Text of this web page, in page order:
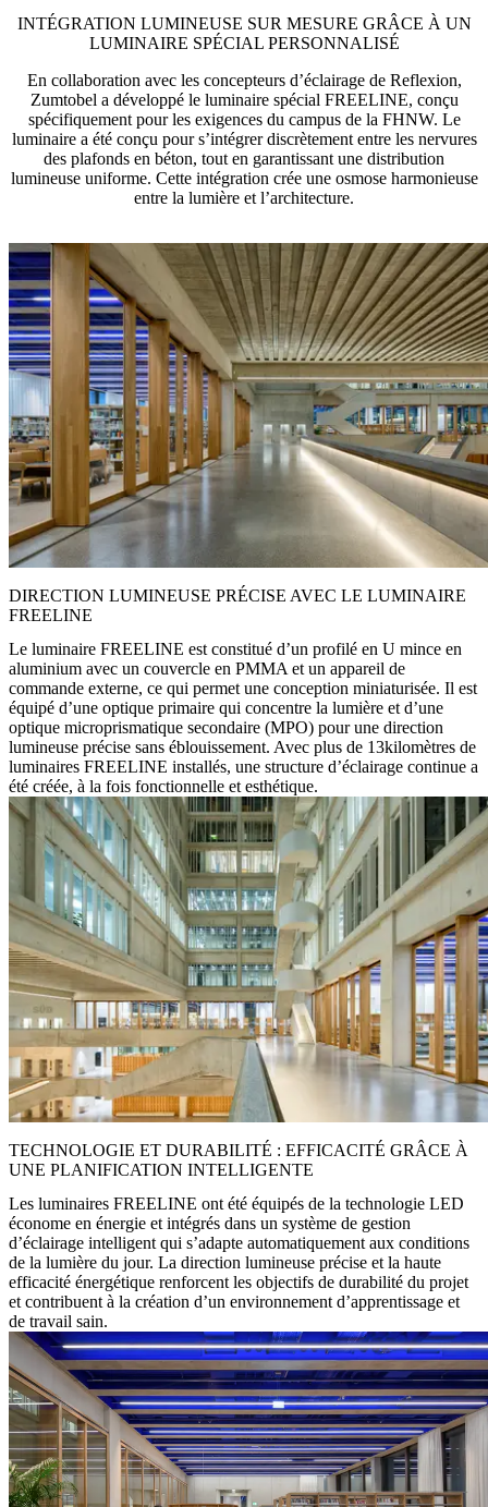
INTÉGRATION LUMINEUSE SUR MESURE GRÂCE À UN
LUMINAIRE SPÉCIAL PERSONNALISÉ
En collaboration avec les concepteurs d’éclairage de Reflexion,
Zumtobel a développé le luminaire spécial FREELINE, conçu
spécifiquement pour les exigences du campus de la FHNW. Le
luminaire a été conçu pour s’intégrer discrètement entre les nervures
des plafonds en béton, tout en garantissant une distribution
lumineuse uniforme. Cette intégration crée une osmose harmonieuse
entre la lumière et l’architecture.
DIRECTION LUMINEUSE PRÉCISE AVEC LE LUMINAIRE
FREELINE
Le luminaire FREELINE est constitué d’un profilé en U mince en
aluminium avec un couvercle en PMMA et un appareil de
commande externe, ce qui permet une conception miniaturisée. Il est
équipé d’une optique primaire qui concentre la lumière et d’une
optique microprismatique secondaire (MPO) pour une direction
lumineuse précise sans éblouissement. Avec plus de 13kilomètres de
luminaires FREELINE installés, une structure d’éclairage continue a
été créée, à la fois fonctionnelle et esthétique.
TECHNOLOGIE ET DURABILITÉ : EFFICACITÉ GRÂCE À
UNE PLANIFICATION INTELLIGENTE
Les luminaires FREELINE ont été équipés de la technologie LED
économe en énergie et intégrés dans un système de gestion
d’éclairage intelligent qui s’adapte automatiquement aux conditions
de la lumière du jour. La direction lumineuse précise et la haute
efficacité énergétique renforcent les objectifs de durabilité du projet
et contribuent à la création d’un environnement d’apprentissage et
de travail sain.